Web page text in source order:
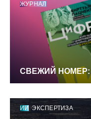
ЖУРНАЛ
СВЕЖИЙ НОМЕР:
ИИ ЭКСПЕРТИЗА